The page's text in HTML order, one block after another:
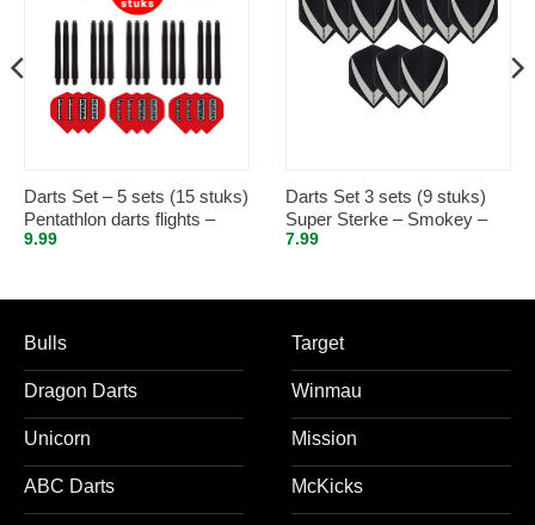
Darts Set – 5 sets (15 stuks)
Pentathlon darts flights –
super stevig – rood – incl. 5
9.99
Darts Set 3 sets (9 stuks)
Super Sterke – Smokey –
Vista-X – flights – darts
7.99
Bulls
Dragon Darts
Unicorn
ABC Darts
Target
Winmau
Mission
McKicks